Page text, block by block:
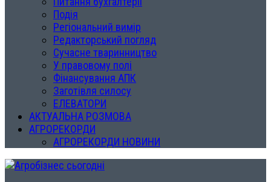
Подія
Регіональний вимір
Редакторський погляд
Сучасне тваринництво
У правовому полі
Фінансування АПК
Заготівля силосу
ЕЛЕВАТОРИ
АКТУАЛЬНА РОЗМОВА
АГРОРЕКОРДИ
АГРОРЕКОРДИ НОВИНИ